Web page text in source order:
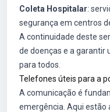
Coleta Hospitalar:
segurança em centros
A continuidade deste
de doenças e a garantir
para todos.
Telefones úteis para a
A comunicação é
emergência. Aqui estão